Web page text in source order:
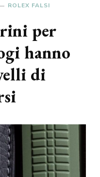
ROLEX FALSI
per
hanno
di